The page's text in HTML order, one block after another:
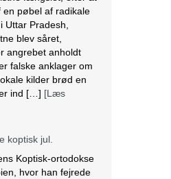
blev såret,
anholdt
falske anklager om
kilder brød en
ind […][Læs
koptisk jul.
hvor han fejrede
med 3.000
i landet. Dette var